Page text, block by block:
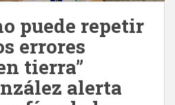
puede repetir
errores
tierra”
alerta